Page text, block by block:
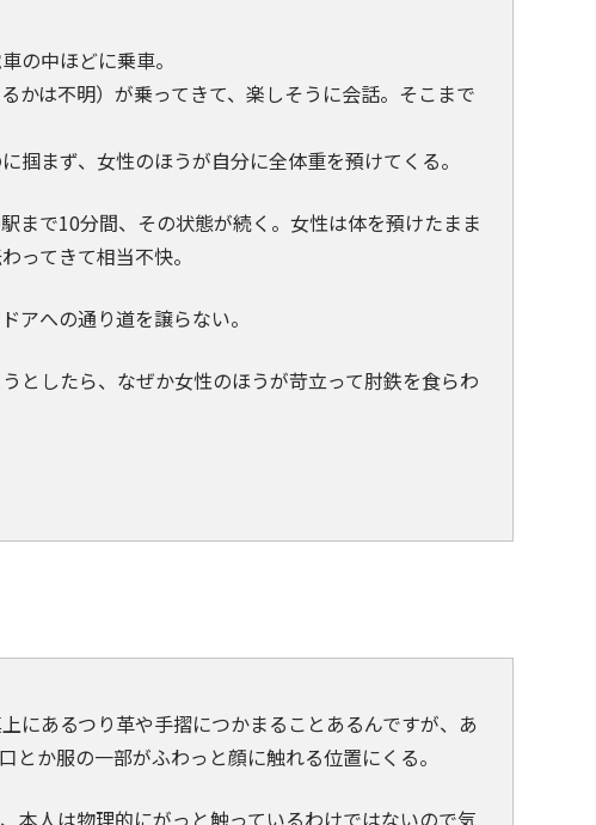
の中ほどに乗車。
かは不明）が乗ってきて、楽しそうに会話。そこまで
掴まず、女性のほうが自分に全体重を預けてくる。
まで10分間、その状態が続く。女性は体を預けたまま
ってきて相当不快。
アへの通り道を譲らない。
としたら、なぜか女性のほうが苛立って肘鉄を食らわ
にあるつり革や手摺につかまることあるんですが、あ
とか服の一部がふわっと顔に触れる位置にくる。